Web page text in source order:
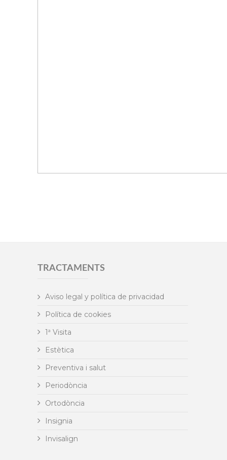
TRACTAMENTS
Aviso legal y política de privacidad
Política de cookies
1ª Visita
Estètica
Preventiva i salut
Periodòncia
Ortodòncia
Insignia
Invisalign